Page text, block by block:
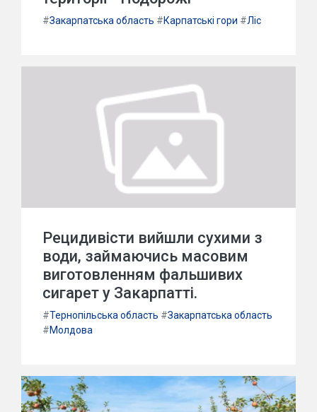
#Закарпатська область #Карпатські гори #Ліс
Рецидивісти вийшли сухими з
води, займаючись масовим
виготовленням фальшивих
сигарет у Закарпатті.
#Тернопільська область #Закарпатська область
#Молдова